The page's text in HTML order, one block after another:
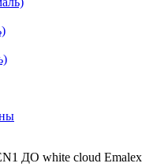
ДО white cloud Emalex